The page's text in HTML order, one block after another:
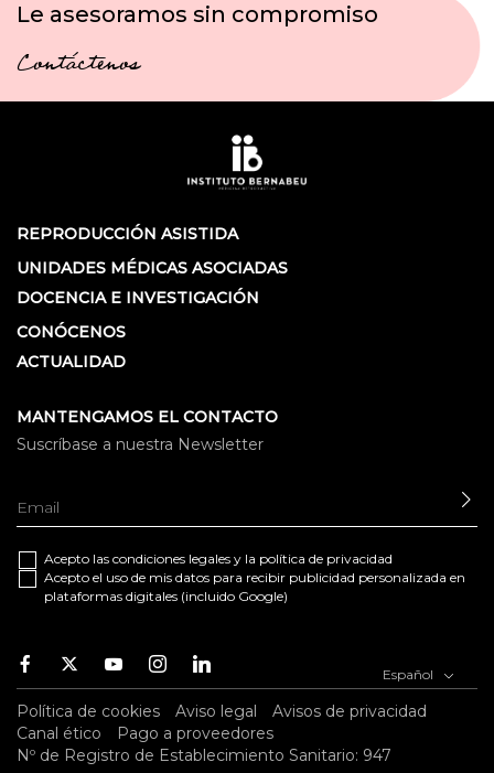
Le asesoramos sin compromiso
Contáctenos
REPRODUCCIÓN ASISTIDA
UNIDADES MÉDICAS ASOCIADAS
DOCENCIA E INVESTIGACIÓN
CONÓCENOS
ACTUALIDAD
MANTENGAMOS EL CONTACTO
Suscríbase a nuestra Newsletter
Acepto las condiciones legales y la política de privacidad
Acepto el uso de mis datos para recibir publicidad personalizada en
plataformas digitales (incluido Google)
Facebook
TwitterYoutubeInstagramYoutube Español
Política de cookies Aviso legal
Avisos de privacidad
Canal ético
Pago a proveedores
Nº de Registro de Establecimiento Sanitario: 947